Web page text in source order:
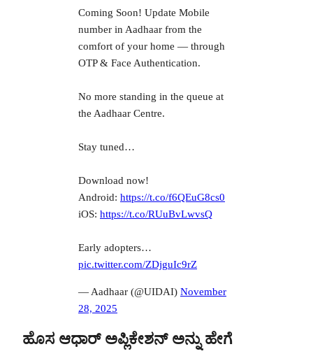
Coming Soon! Update Mobile
number in Aadhaar from the
comfort of your home — through
OTP & Face Authentication.
No more standing in the queue at
the Aadhaar Centre.
Stay tuned…
Download now!
Android: https://t.co/f6QEuG8cs0
iOS: https://t.co/RUuBvLwvsQ
Early adopters…
pic.twitter.com/ZDjguIc9rZ
— Aadhaar (@UIDAI) November
28, 2025
ಹೊಸ ಆಧಾರ್ ಅಪ್ಲಿಕೇಶನ್ ಅನ್ನು ಹೇಗೆ